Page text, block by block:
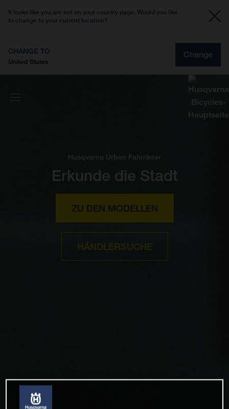
It looks like you are not on your country page. Would you like
to change to your current location?
CHANGE TO
United States
Change
Husqvarna Urban Fahrräder
Erkunde die Stadt
ZU DEN MODELLEN
HÄNDLERSUCHE